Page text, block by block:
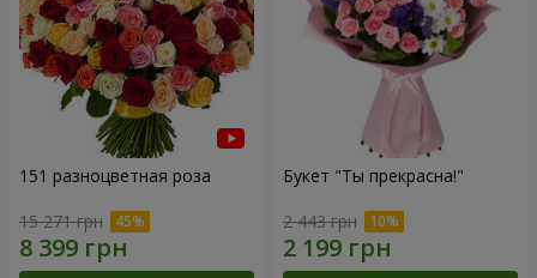
151 разноцветная роза
15 271 грн
Букет "Ты прекрасна!"
2 443 грн